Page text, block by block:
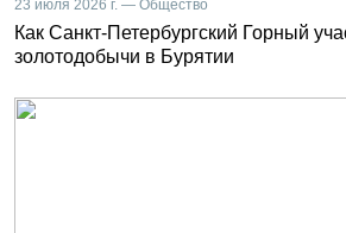
23 июля 2026 г. — Общество
Как Санкт-Петербургский Горный
золотодобычи в Бурятии